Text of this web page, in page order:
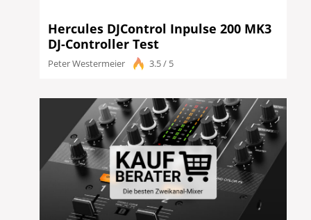
Hercules DJControl Inpulse 200 MK3
DJ-Controller Test
Peter Westermeier 3.5 / 5